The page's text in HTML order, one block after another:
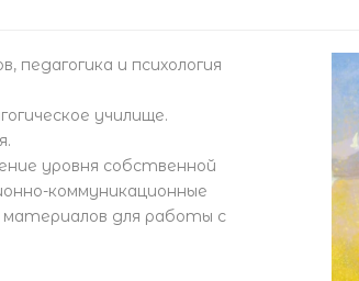
педагогика и психология
училище.
уровня собственной
коммуникационные
материалов для работы с